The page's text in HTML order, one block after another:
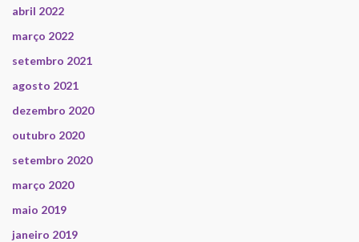
abril 2022
março 2022
setembro 2021
agosto 2021
dezembro 2020
outubro 2020
setembro 2020
março 2020
maio 2019
janeiro 2019